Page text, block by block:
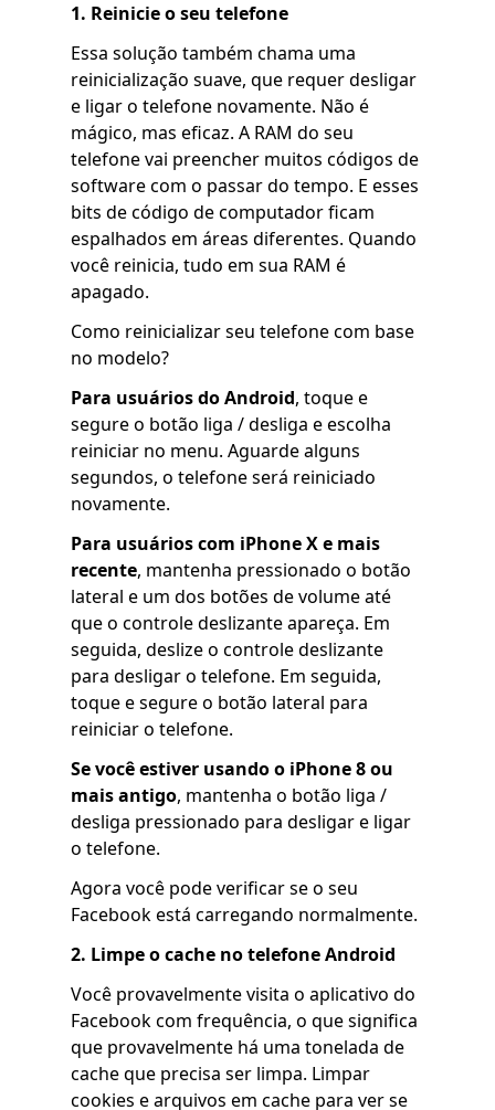
1. Reinicie o seu telefone
Essa solução também chama uma
reinicialização suave, que requer desligar
e ligar o telefone novamente. Não é
mágico, mas eficaz. A RAM do seu
telefone vai preencher muitos códigos de
software com o passar do tempo. E esses
bits de código de computador ficam
espalhados em áreas diferentes. Quando
você reinicia, tudo em sua RAM é
apagado.
Como reinicializar seu telefone com base
no modelo?
Para usuários do Android, toque e
segure o botão liga / desliga e escolha
reiniciar no menu. Aguarde alguns
segundos, o telefone será reiniciado
novamente.
Para usuários com iPhone X e mais
recente, mantenha pressionado o botão
lateral e um dos botões de volume até
que o controle deslizante apareça. Em
seguida, deslize o controle deslizante
para desligar o telefone. Em seguida,
toque e segure o botão lateral para
reiniciar o telefone.
Se você estiver usando o iPhone 8 ou
mais antigo, mantenha o botão liga /
desliga pressionado para desligar e ligar
o telefone.
Agora você pode verificar se o seu
Facebook está carregando normalmente.
2. Limpe o cache no telefone Android
Você provavelmente visita o aplicativo do
Facebook com frequência, o que significa
que provavelmente há uma tonelada de
cache que precisa ser limpa. Limpar
cookies e arquivos em cache para ver se